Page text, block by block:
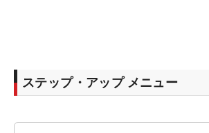
ステップ・アップ メニュー